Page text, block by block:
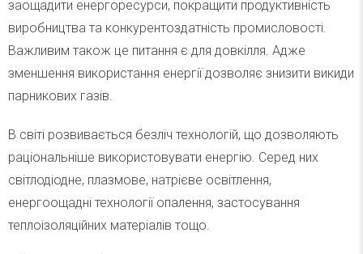
заощадити енергоресурси, покращити продуктивність
виробництва та конкурентоздатність промисловості.
Важливим також це питання є для довкілля. Адже
зменшення використання енергії дозволяє знизити викиди
парникових газів.
В світі розвивається безліч технологій, що дозволяють
раціональніше використовувати енергію. Серед них
світлодіодне, плазмове, натрієве освітлення,
енергоощадні технології опалення, застосування
теплоізоляційних матеріалів тощо.